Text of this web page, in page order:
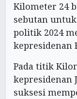
Kilometer 24
sebutan
politik 2024
kepresidenan
Pada titik
kepresidenan
suksesi